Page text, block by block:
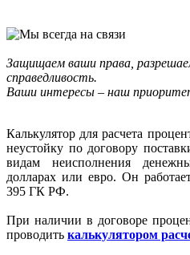
Защищаем ваши права,
справедливость.
Ваши интересы – наш
Калькулятор для расчета
неустойку по договору
видам неисполнения
долларах или евро. Он
395 ГК РФ.
При наличии в договоре
проводить калькулятором